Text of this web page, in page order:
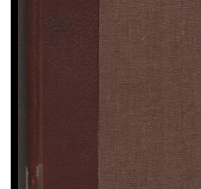
Disgrifiad ffisegol
xx, 112 p., [1] plate : col. ill.,
Dolen barhaol
http://hdl.handle.net/10107/
Barddoniaeth Gymraeg a
rhagarweiniad a sylwadau yn
with English translations;